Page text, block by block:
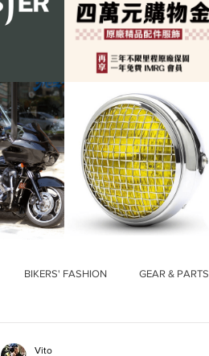
BIKERS' FASHION GEAR & PARTS
Vito